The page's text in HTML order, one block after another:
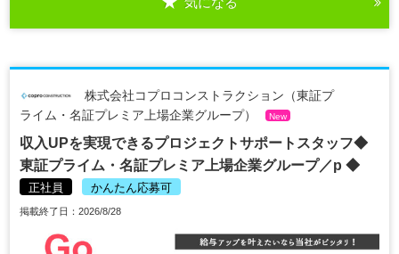
株式会社コプロコンストラクション（東証プ
ライム・名証プレミア上場企業グループ）
New
収入UPを実現できるプロジェクトサポートスタッフ◆
東証プライム・名証プレミア上場企業グループ／p ◆
正社員 かんたん応募可
掲載終了日：2026/8/28